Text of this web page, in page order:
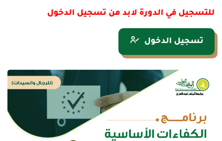
للتسجيل في الدورة لابد من تسجيل الدخول
تسجيل الدخول